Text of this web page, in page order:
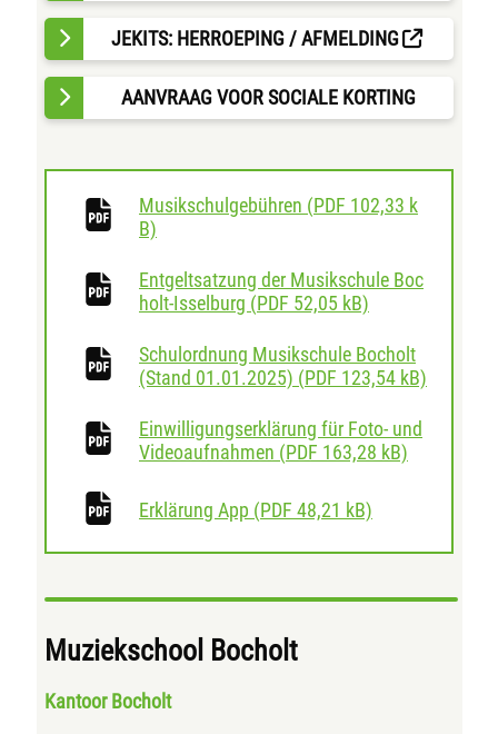
JEKITS: HERROEPING / AFMELDING
AANVRAAG VOOR SOCIALE KORTING
Musikschulgebühren (PDF 102,33 k
B)
Entgeltsatzung der Musikschule Boc
holt-Isselburg (PDF 52,05 kB)
Schulordnung Musikschule Bocholt
(Stand 01.01.2025) (PDF 123,54 kB)
Einwilligungserklärung für Foto- und
Videoaufnahmen (PDF 163,28 kB)
Erklärung App (PDF 48,21 kB)
Muziekschool Bocholt
Kantoor Bocholt